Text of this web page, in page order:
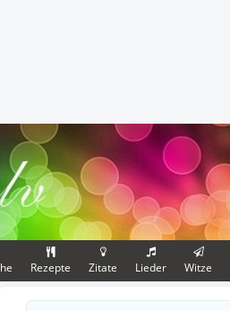
Rezepte Zitate Lieder Witze